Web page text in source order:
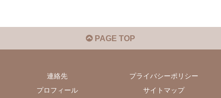
PAGE TOP
連絡先
プライバシーポリシー
プロフィール
サイトマップ